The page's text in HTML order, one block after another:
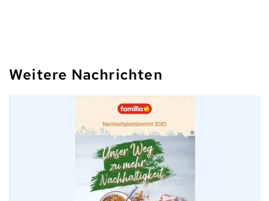
Weitere Nachrichten